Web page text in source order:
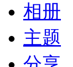
相册
主题